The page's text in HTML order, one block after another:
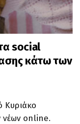
social
κάτω των
Κυριάκο
νέων online.